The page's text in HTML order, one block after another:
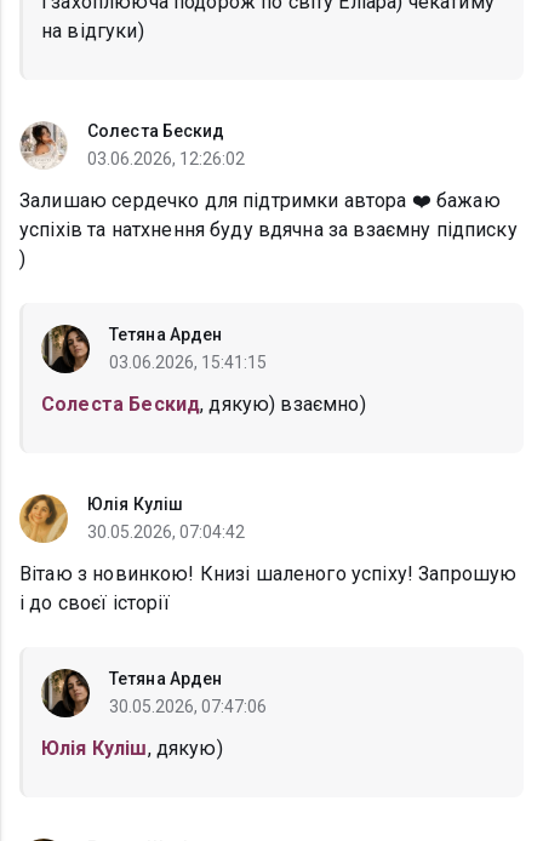
на відгуки)
Солеста Бескид
03.06.2026, 12:26:02
Залишаю сердечко для підтримки автора ❤️ бажаю
успіхів та натхнення буду вдячна за взаємну підписку
)
Тетяна Арден
03.06.2026, 15:41:15
Солеста Бескид, дякую) взаємно)
Юлія Куліш
30.05.2026, 07:04:42
Вітаю з новинкою! Книзі шаленого успіху! Запрошую
і до своєї історії
Тетяна Арден
30.05.2026, 07:47:06
Юлія Куліш, дякую)